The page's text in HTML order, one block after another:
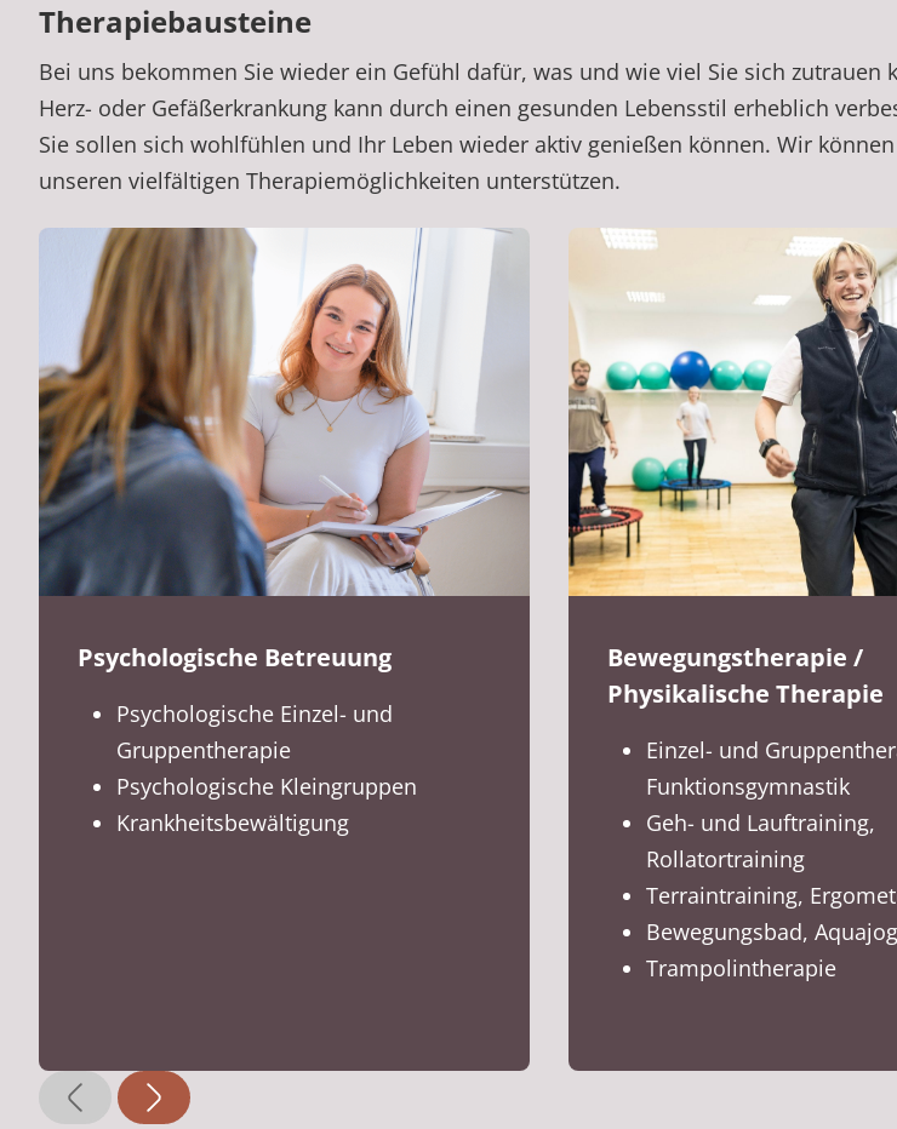
Therapiebausteine
Bei uns bekommen Sie wieder ein Gefühl dafür, was und wie viel Sie sich zutrauen
Herz- oder Gefäßerkrankung kann durch einen gesunden Lebensstil erheblich
Sie sollen sich wohlfühlen und Ihr Leben wieder aktiv genießen können. Wir
unseren vielfältigen Therapiemöglichkeiten unterstützen.
Psychologische Betreuung
Psychologische Einzel- und
Gruppentherapie
Psychologische Kleingruppen
Krankheitsbewältigung
Bewegungstherapie /
Physikalische Therapie
Einzel- und
Funktionsgymnastik
Geh- und Lauftraining,
Rollatortraining
Terraintraining,
Bewegungsbad,
Trampolintherapie